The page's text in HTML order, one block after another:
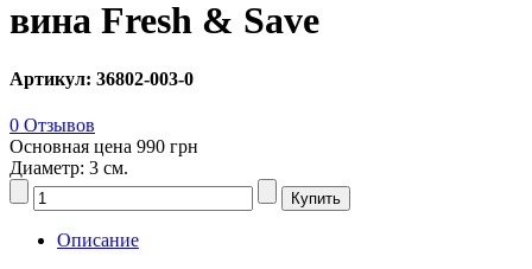
вина Fresh & Save
Артикул: 36802-003-0
0 Отзывов
Основная цена 990 грн
Диаметр: 3 см.
Описание